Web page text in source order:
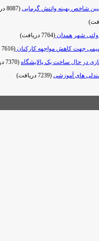
شاخص بهینه واتنش گرمایی (8087 دریافت)
شهر همدان (7764 دریافت)
جهت کاهش مواجهه کارکنان (7616 دریافت)
در حال ساخت یک پالایشگاه (7370 دریافت)
های آموزشی (7239 دریافت)